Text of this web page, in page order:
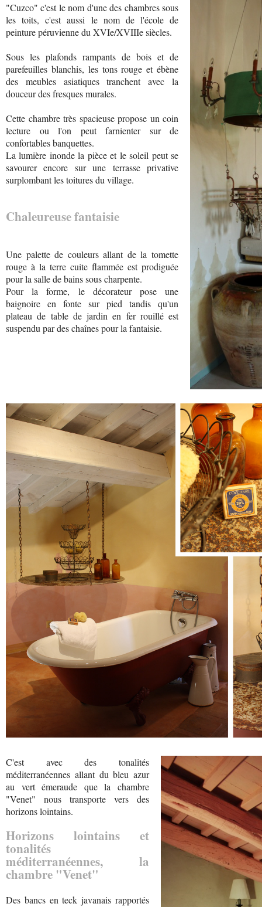
"Cuzco" c'est le nom d'une des chambres sous
les toits, c'est aussi le nom de l'école de
peinture péruvienne du XVIe/XVIIIe siècles.
Sous les plafonds rampants de bois et de
parefeuilles blanchis, les tons rouge et ébène
des meubles asiatiques tranchent avec la
douceur des fresques murales.
Cette chambre très spacieuse propose un coin
lecture ou l'on peut farnienter sur de
confortables banquettes.
La lumière inonde la pièce et le soleil peut se
savourer encore sur une terrasse privative
surplombant les toitures du village.
Chaleureuse fantaisie
Une palette de couleurs allant de la tomette
rouge à la terre cuite flammée est prodiguée
pour la salle de bains sous charpente.
Pour la forme, le décorateur pose une
baignoire en fonte sur pied tandis qu'un
plateau de table de jardin en fer rouillé est
suspendu par des chaînes pour la fantaisie.
C'est avec des tonalités
méditerranéennes allant du bleu azur
au vert émeraude que la chambre
"Venet" nous transporte vers des
horizons lointains.
Horizons lointains et
tonalités
méditerranéennes, la
chambre "Venet"
Des bancs en teck javanais rapportés